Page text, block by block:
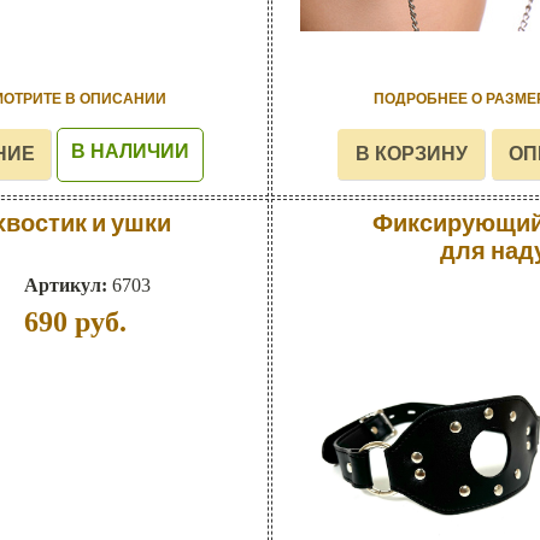
В ОПИСАНИИ
В НАЛИЧИИ
ПОДРОБНЕЕ О
и ушки
Артикул: 6703
690 руб.
для